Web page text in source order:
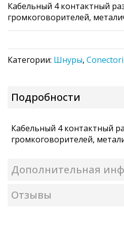
the
images
gallery
Кабельный 4 контактный
громкоговорителей,
Категории: Шнуры, Conectori
Подробности
Кабельный 4 контактный
громкоговорителей,
Дополнительная
Отзывы